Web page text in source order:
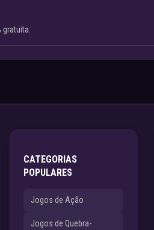
CATEGORIAS
POPULARES
Jogos de Ação
Jogos de Quebra-